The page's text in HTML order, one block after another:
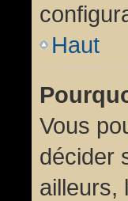
Haut
Vous
décider
ailleurs,